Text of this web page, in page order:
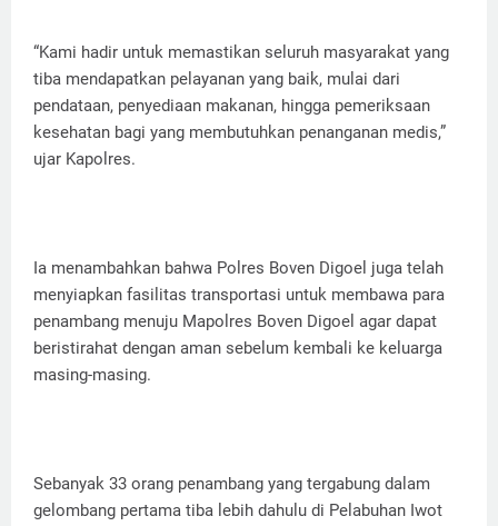
“Kami hadir untuk memastikan seluruh masyarakat yang
tiba mendapatkan pelayanan yang baik, mulai dari
pendataan, penyediaan makanan, hingga pemeriksaan
kesehatan bagi yang membutuhkan penanganan medis,”
ujar Kapolres.
Ia menambahkan bahwa Polres Boven Digoel juga telah
menyiapkan fasilitas transportasi untuk membawa para
penambang menuju Mapolres Boven Digoel agar dapat
beristirahat dengan aman sebelum kembali ke keluarga
masing-masing.
Sebanyak 33 orang penambang yang tergabung dalam
gelombang pertama tiba lebih dahulu di Pelabuhan Iwot